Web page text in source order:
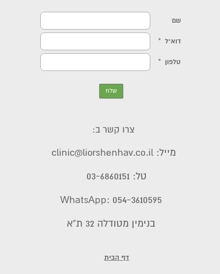
דף הבית
בנימין מטודלה 32 ת"א
צרו קשר ב:
מייל: clinic@liorshenhav.co.il
טל: 03-6860151
WhatsApp: 054-3610595